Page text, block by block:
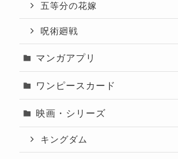
五等分の花嫁
呪術廻戦
マンガアプリ
ワンピースカード
映画・シリーズ
キングダム